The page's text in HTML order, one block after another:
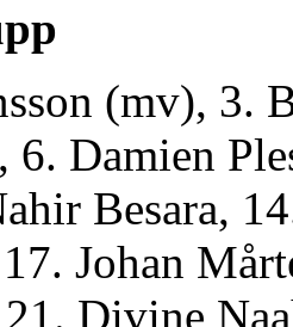
(mv), 3.
6. Damien
Besara,
Johan
Divine